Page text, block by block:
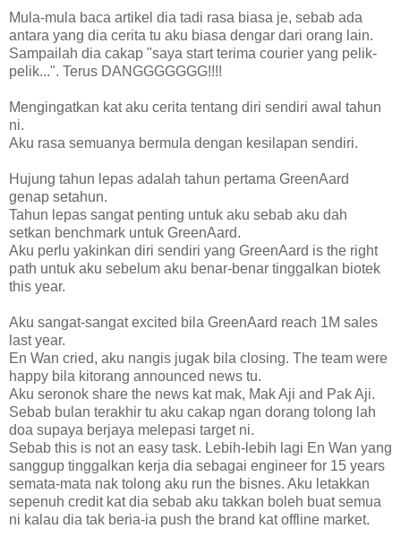
Mula-mula baca artikel dia tadi rasa biasa je, sebab ada
antara yang dia cerita tu aku biasa dengar dari orang lain.
Sampailah dia cakap "saya start terima courier yang pelik-
pelik...". Terus DANGGGGGGG!!!!
Mengingatkan kat aku cerita tentang diri sendiri awal tahun
ni.
Aku rasa semuanya bermula dengan kesilapan sendiri.
Hujung tahun lepas adalah tahun pertama GreenAard
genap setahun.
Tahun lepas sangat penting untuk aku sebab aku dah
setkan benchmark untuk GreenAard.
Aku perlu yakinkan diri sendiri yang GreenAard is the right
path untuk aku sebelum aku benar-benar tinggalkan biotek
this year.
Aku sangat-sangat excited bila GreenAard reach 1M sales
last year.
En Wan cried, aku nangis jugak bila closing. The team were
happy bila kitorang announced news tu.
Aku seronok share the news kat mak, Mak Aji and Pak Aji.
Sebab bulan terakhir tu aku cakap ngan dorang tolong lah
doa supaya berjaya melepasi target ni.
Sebab this is not an easy task. Lebih-lebih lagi En Wan yang
sanggup tinggalkan kerja dia sebagai engineer for 15 years
semata-mata nak tolong aku run the bisnes. Aku letakkan
sepenuh credit kat dia sebab aku takkan boleh buat semua
ni kalau dia tak beria-ia push the brand kat offline market.